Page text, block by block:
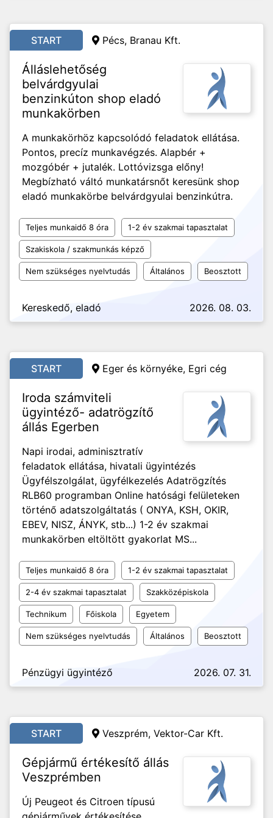
START Pécs, Branau Kft.
Álláslehetőség
belvárdgyulai
benzinkúton shop eladó
munkakörben
A munkakörhöz kapcsolódó feladatok ellátása.
Pontos, precíz munkavégzés. Alapbér +
mozgóbér + jutalék. Lottóvizsga előny!
Megbízható váltó munkatársnőt keresünk shop
eladó munkakörbe belvárdgyulai benzinkútra.
Teljes munkaidő 8 óra 1-2 év szakmai tapasztalat
Szakiskola / szakmunkás képző
Nem szükséges nyelvtudás Általános Beosztott
Kereskedő, eladó 2026. 08. 03.
START Eger és környéke, Egri cég
Iroda számviteli
ügyintéző- adatrögzítő
állás Egerben
Napi irodai, adminisztratív
feladatok ellátása, hivatali ügyintézés
Ügyfélszolgálat, ügyfélkezelés Adatrögzítés
RLB60 programban Online hatósági felületeken
történő adatszolgáltatás ( ONYA, KSH, OKIR,
EBEV, NISZ, ÁNYK, stb...) 1-2 év szakmai
munkakörben eltöltött gyakorlat MS...
Teljes munkaidő 8 óra 1-2 év szakmai tapasztalat
2-4 év szakmai tapasztalat Szakközépiskola
Technikum Főiskola Egyetem
Nem szükséges nyelvtudás Általános Beosztott
Pénzügyi ügyintéző 2026. 07. 31.
START Veszprém, Vektor-Car Kft.
Gépjármű értékesítő állás
Veszprémben
Új Peugeot és Citroen típusú